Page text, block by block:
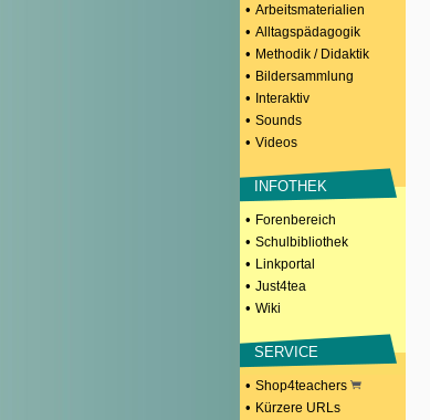
• Arbeitsmaterialien
• Alltagspädagogik
• Methodik / Didaktik
• Bildersammlung
• Interaktiv
• Sounds
• Videos
INFOTHEK
• Forenbereich
• Schulbibliothek
• Linkportal
• Just4tea
• Wiki
SERVICE
• Shop4teachers
• Kürzere URLs